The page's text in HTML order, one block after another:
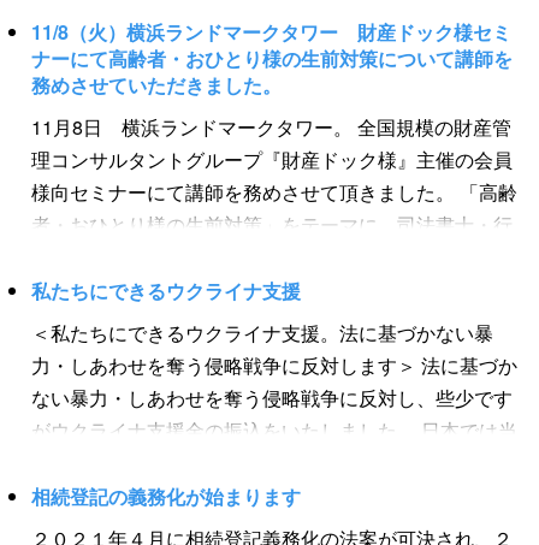
の有無を確認 ③法務局より変更登記をしてよいかを確認
するメールか通知を送付 ④了解の回答があった方につい
て法務局が変更登記 なお、３．の「スマート変更登
記」は、登記されるまで最長２年かかる可能性があるた
め、不動産売却による名義譲渡の登記や借り換えによる
抵当権設定登記などを行う必要があり、スマート変更登
記がされるより早く住所・氏名変更登記を行う必要があ
す。 どの方法が適切かは登記の専門家の司法書士に相
談されると良いでしょう。
象となる者について、②所有権を取得したことを知って
から３年以内に、③法務局に「相続人申告登記」をした
メリット＞ ①相続登記の義務化の対象となる者について
②所有権を取得したことを知ってから３年以内に ③法務
局に「相続人申告登記」をした場合 ↓ 『過料は科されま
日・申告をした相続人の住所氏名」が登記されます（申
告をしていない相続人は登記されません）。 申告をした
相続人が不動産登記記録に公示されることで、過料を科
されない相続人が明確になることになります。 このよう
に、遺産分割協議が長引いてしまい３年以内に相続登記
告登記」を行えば、その相続人だけは過料を科されるこ
とはありません。 ※相続人申告登記の注意点 相続人申告
る司法書士・行政書士は、相続人が取得した戸籍謄本類
のチェックや不足戸籍のフォローも行っております。お
気軽に司法書士・行政書士にご相談ください。
11/8（火）横浜ランドマークタワー 財産ドック様セミ
ナーにて高齢者・おひとり様の生前対策について講師を
務めさせていただきました。
11月8日 横浜ランドマークタワー。 全国規模の財産管
理コンサルタントグループ『財産ドック様』主催の会員
様向セミナーにて講師を務めさせて頂きました。 「高齢
者・おひとり様の生前対策」をテーマに、司法書士・行
士・遺品整理士の野谷邦宏が生前贈与・家族信託・遺言
から、見守り財産管理・任意後見・死後事務委任契約に
至るまで広範な論点の手続きやポイントを解説させてい
ただきました。 超高齢社会と言われる日本で、これから
更に重要になる生前対策。 サポートする私たちのニーズ
務で幸せを届けるお手伝いができるよう、私たちも一生
懸命頑張ります。
私たちにできるウクライナ支援
＜私たちにできるウクライナ支援。法に基づかない暴
力・しあわせを奪う侵略戦争に反対します＞ 法に基づか
ない暴力・しあわせを奪う侵略戦争に反対し、些少です
がウクライナ支援金の振込をいたしました。 日本では当
ア軍の侵略行為に反対を表明する意味を込めて振込をい
たしました。 私達が振込できる程度の金額では全く無力
相続登記の義務化が始まります
２０２１年４月に相続登記義務化の法案が可決され、２